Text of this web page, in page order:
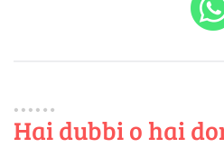
Hai dubbi o hai